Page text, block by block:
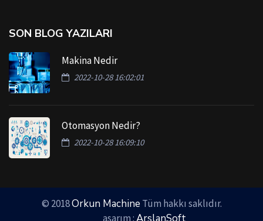
SON BLOG YAZILARI
Makina Nedir
2022-10-28 16:02:01
Otomasyon Nedir?
2022-10-28 16:09:10
© 2018Orkun Machine Tüm hakkı saklıdır.
Web Tasarım :